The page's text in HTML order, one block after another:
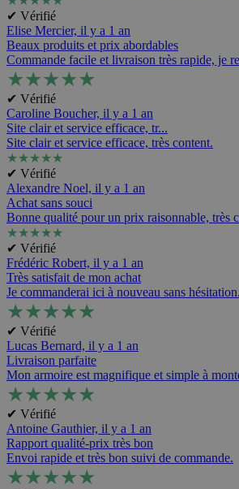
✔ Vérifié
Elise Mercier, il y a 1 an
Beaux produits et prix abordables
Commande facile et livraison très rapide, je
★★★★★
✔ Vérifié
Caroline Boucher, il y a 1 an
Site clair et service efficace, tr...
Site clair et service efficace, très content.
★★★★★
✔ Vérifié
Alexandre Noel, il y a 1 an
Achat sans souci
Bonne qualité pour un prix raisonnable, très
★★★★★
✔ Vérifié
Frédéric Robert, il y a 1 an
Très satisfait de mon achat
Je commanderai ici à nouveau sans hésitation.
★★★★★
✔ Vérifié
Lucas Bernard, il y a 1 an
Livraison parfaite
Mon armoire est magnifique et simple à
★★★★★
✔ Vérifié
Antoine Gauthier, il y a 1 an
Rapport qualité-prix très bon
Envoi rapide et très bon suivi de commande.
★★★★★